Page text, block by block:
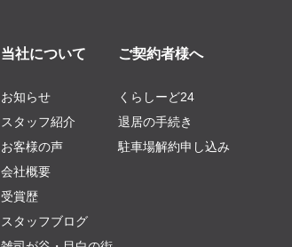
当社について
お知らせ
スタッフ紹介
お客様の声
会社概要
受賞歴
スタッフブログ
ご契約者様へ
くらしーど24
退居の手続き
駐車場解約申し込み